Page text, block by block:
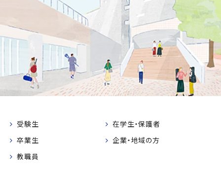
受験生
在学生・保護者
卒業生
企業・地域の方
教職員